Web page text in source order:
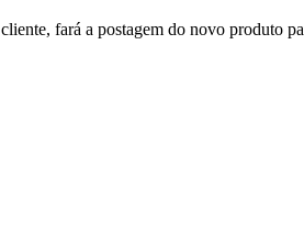
fará a postagem do novo produto